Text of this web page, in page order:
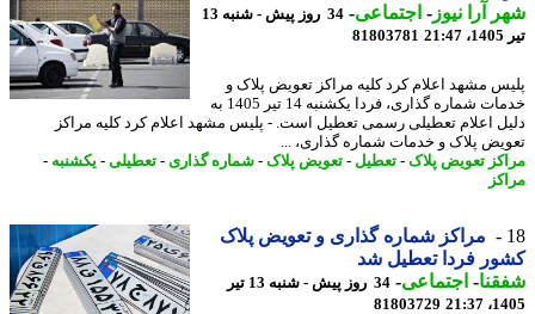
آرا نیوز-اجتماعی-
34 روز پیش - شنبه 13
81803781
مشهد اعلام کرد کلیه مراکز تعویض پلاک و
خدمات شماره گذاری، فردا یکشنبه 14 تیر 1405 به
اعلام تعطیلی رسمی تعطیل است. - پلیس مشهد اعلام کرد کلیه مراکز
پلاک و خدمات شماره گذاری، ...
تعویض پلاک -تعطیل-تعویض پلاک -شماره گذاری- تعطیلی-یکشنبه-
مراکز شماره گذاری و تعویض پلاک
فردا تعطیل شد
-اجتماعی-
34 روز پیش - شنبه 13 تیر
81803729